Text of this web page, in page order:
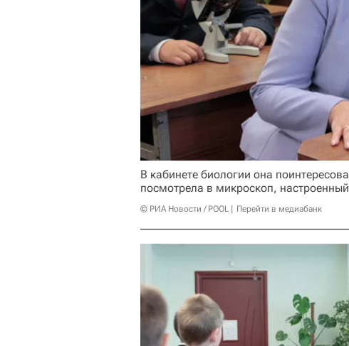
В кабинете биологии она
посмотрела в микроскоп,
© РИА Новости / POOL Перейти в медиабанк